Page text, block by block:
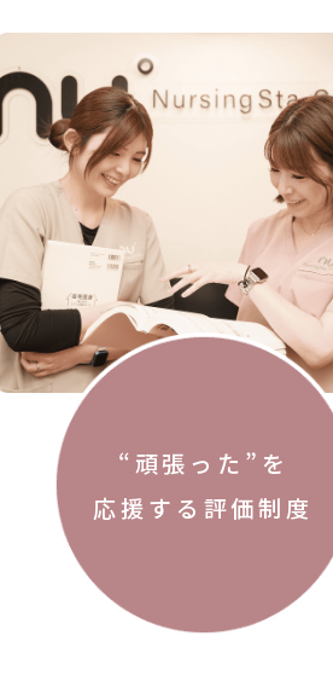
“頑張った”を
応援する評価制度